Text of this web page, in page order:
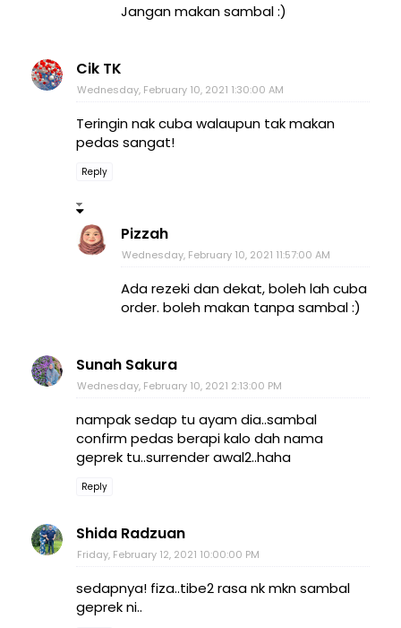
Jangan makan sambal :)
Cik TK
Wednesday, February 10, 2021 1:30:00 AM
Teringin nak cuba walaupun tak makan
pedas sangat!
Reply
Pizzah
Wednesday, February 10, 2021 11:57:00 AM
Ada rezeki dan dekat, boleh lah cuba
order. boleh makan tanpa sambal :)
Sunah Sakura
Wednesday, February 10, 2021 2:13:00 PM
nampak sedap tu ayam dia..sambal
confirm pedas berapi kalo dah nama
geprek tu..surrender awal2..haha
Reply
Shida Radzuan
Friday, February 12, 2021 10:00:00 PM
sedapnya! fiza..tibe2 rasa nk mkn sambal
geprek ni..